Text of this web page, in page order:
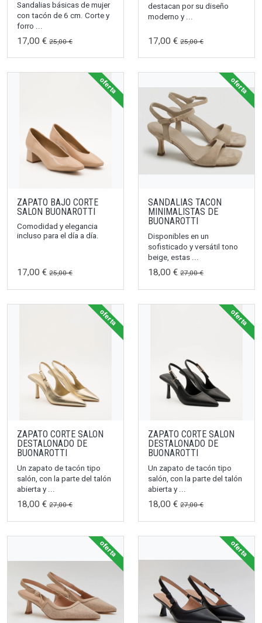
Sandalias básicas de mujer
con tacón de 6 cm. Corte y
forro ...
17,00 € 25,00 €
destacan por su diseño
moderno y ...
17,00 € 25,00 €
ZAPATO BAJO CORTE
SALON BUONAROTTI
Comodidad y elegancia
incluso para el día a día.
17,00 € 25,00 €
oferta
SANDALIAS TACON
MINIMALISTAS DE
BUONAROTTI
Disponibles en un
sofisticado y versátil tono
beige, estas ...
18,00 € 27,00 €
oferta
ZAPATO CORTE SALON
DESTALONADO DE
BUONAROTTI
Un zapato de tacón tipo
salón, con la parte del talón
abierta y ...
18,00 € 27,00 €
oferta
ZAPATO CORTE SALON
DESTALONADO DE
BUONAROTTI
Un zapato de tacón tipo
salón, con la parte del talón
abierta y ...
18,00 € 27,00 €
oferta
oferta oferta